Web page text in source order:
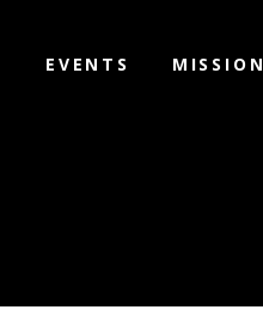
EVENTS MISSION